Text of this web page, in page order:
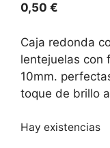
0,50 €
Caja redonda
lentejuelas con
10mm.
toque de brillo
Hay existencias